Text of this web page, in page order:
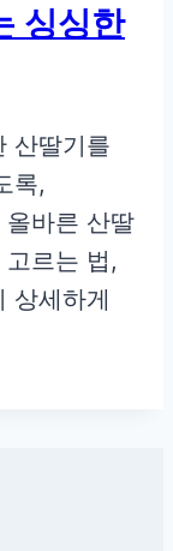
싱싱한
산딸기를
록,
바른 산딸
르는 법,
상세하게